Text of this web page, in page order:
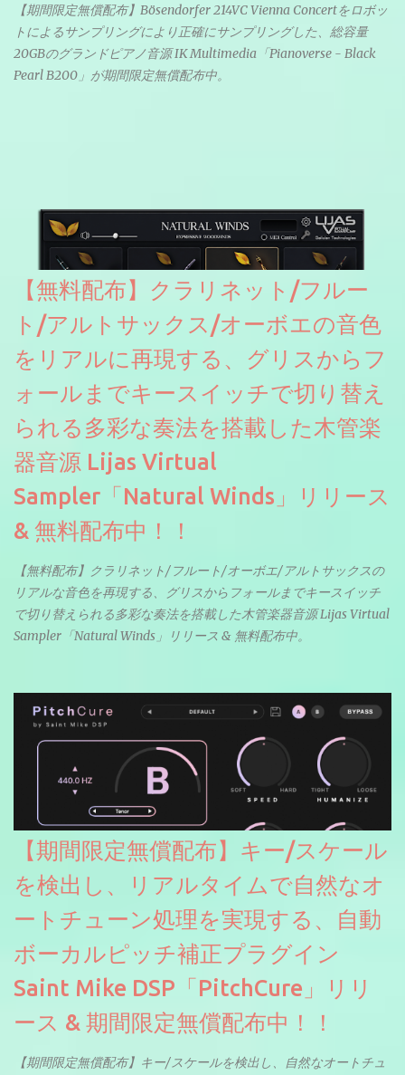
【期間限定無償配布】Bösendorfer 214VC Vienna Concertをロボッ
トによるサンプリングにより正確にサンプリングした、総容量
20GBのグランドピアノ音源 IK Multimedia「Pianoverse - Black
Pearl B200」が期間限定無償配布中。
【無料配布】クラリネット/フルー
ト/アルトサックス/オーボエの音色
をリアルに再現する、グリスからフ
ォールまでキースイッチで切り替え
られる多彩な奏法を搭載した木管楽
器音源 Lijas Virtual
Sampler「Natural Winds」リリース
& 無料配布中！！
【無料配布】クラリネット/フルート/オーボエ/アルトサックスの
リアルな音色を再現する、グリスからフォールまでキースイッチ
で切り替えられる多彩な奏法を搭載した木管楽器音源 Lijas Virtual
Sampler「Natural Winds」リリース & 無料配布中。
【期間限定無償配布】キー/スケール
を検出し、リアルタイムで自然なオ
ートチューン処理を実現する、自動
ボーカルピッチ補正プラグイン
Saint Mike DSP「PitchCure」リリ
ース & 期間限定無償配布中！！
【期間限定無償配布】キー/スケールを検出し、自然なオートチュ